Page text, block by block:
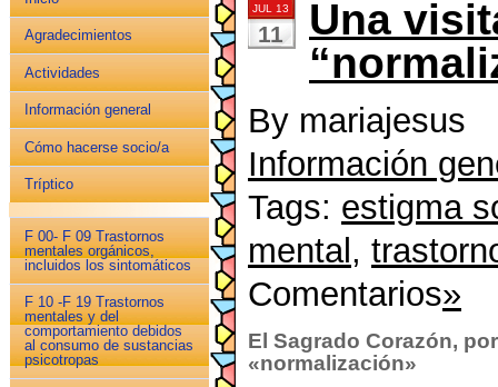
Agradecimientos
Actividades
Información general
Cómo hacerse socio/a
Tríptico
F 00- F 09 Trastornos
mentales orgánicos,
incluidos los sintomáticos
F 10 -F 19 Trastornos
mentales y del
comportamiento debidos
al consumo de sustancias
psicotropas
JUL 13
11
Una
By mariajesus
Información
Tags: estigma
mental ,
Comentarios»
El Sagrado Corazón,
«normalización»